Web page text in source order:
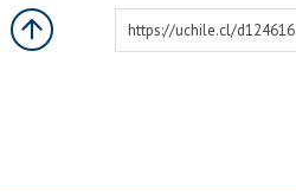
https://uchile.cl/d124616